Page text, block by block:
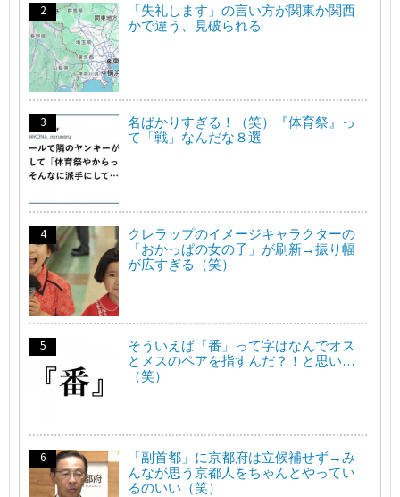
「失礼します」の言い方が関東か関西
かで違う、見破られる
名ばかりすぎる！（笑）『体育祭』っ
て「戦」なんだな８選
クレラップのイメージキャラクターの
「おかっぱの女の子」が刷新→振り幅
が広すぎる（笑）
そういえば「番」って字はなんでオス
とメスのペアを指すんだ？！と思い…
（笑）
「副首都」に京都府は立候補せず→み
んなが思う京都人をちゃんとやってい
るのいい（笑）